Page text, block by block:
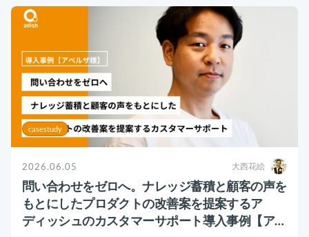
casestudy
2026.06.05 大西花絵
問い合わせをゼロへ。ナレッジ蓄積と顧客の声を
もとにしたプロダクトの改善案を提案するア
ディッシュのカスタマーサポート導入事例【アペ